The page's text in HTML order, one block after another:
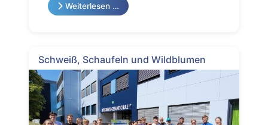
Weiterlesen …
Schweiß, Schaufeln und Wildblumen